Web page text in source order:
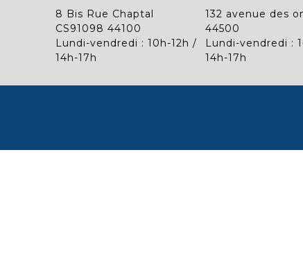
8 Bis Rue Chaptal
CS91098 44100
Lundi-vendredi : 10h-12h /
14h-17h
132 avenue des
44500
Lundi-vendredi :
14h-17h